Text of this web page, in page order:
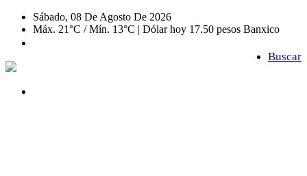
Sábado, 08 De Agosto De 2026
Máx. 21°C / Mín. 13°C | Dólar hoy 17.50 pesos Banxico
Buscar